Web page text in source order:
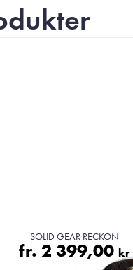
SOLID GEAR RECKON
fr. 2 399,00kr